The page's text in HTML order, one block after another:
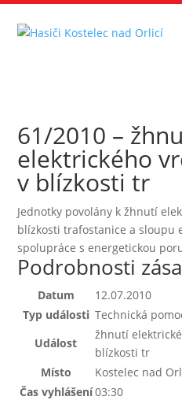
61/2010 –
elektrického
v blízkosti tr
Jednotky povolány k žhnutí
blízkosti trafostanice a sloupu
spolupráce s energetickou
Podrobnosti
Datum
12.07.2010
Typ události Technická
Událost
žhnutí
blízkosti tr
Místo
Kostelec nad
Čas vyhlášení03:30